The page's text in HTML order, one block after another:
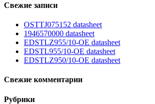
Свежие записи
OSTTJ075152 datasheet
1946570000 datasheet
EDSTLZ955/10-OE datasheet
EDSTL955/10-OE datasheet
EDSTLZ950/10-OE datasheet
Свежие комментарии
Рубрики